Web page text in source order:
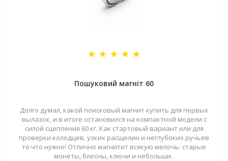
Пошуковий магніт 60
Долго думал, какой поисковый магнит купить для первых
вылазок, и в итоге остановился на компактной модели с
силой сцепления 60 кг. Как стартовый вариант или для
проверки колодцев, узких расщелин и неглубоких ручьев
то что нужно! Отлично магнитит всякую мелочь: старые
монеты, блесны, ключи и небольши..